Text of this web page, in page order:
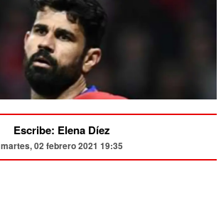
Escribe: Elena Díez
martes, 02 febrero 2021 19:35